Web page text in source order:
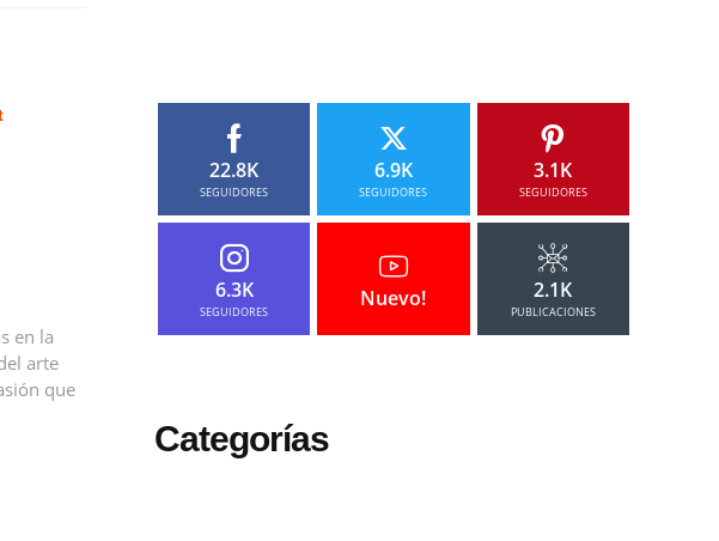
en la
arte
que
22.8K
SEGUIDORES
6.9K
SEGUIDORES
3.1K
SEGUIDORES
6.3K
SEGUIDORES
Nuevo! 2.1K
PUBLICACIONES
Categorías